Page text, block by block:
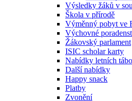
Výsledky žáků v
Škola v přírodě
Výměnný pobyt ve
Výchovné
Žákovský parlament
ISIC scholar karty
Nabídky letních
Další nabídky
Happy snack
Platby
Zvonění